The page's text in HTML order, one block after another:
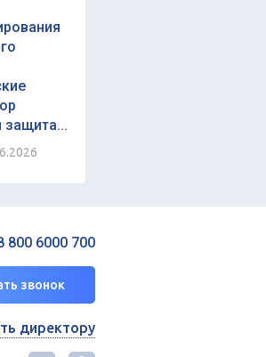
защита...
800 6000 700
звонок
директору